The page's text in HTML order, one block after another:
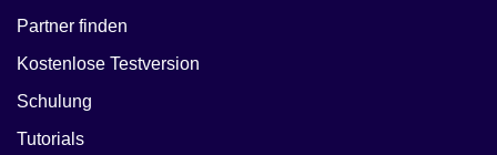
Partner finden
Kostenlose Testversion
Schulung
Tutorials